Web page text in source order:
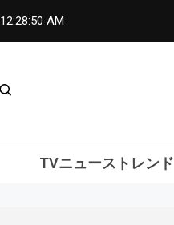
12:28:51 AM
TVニューストレンド